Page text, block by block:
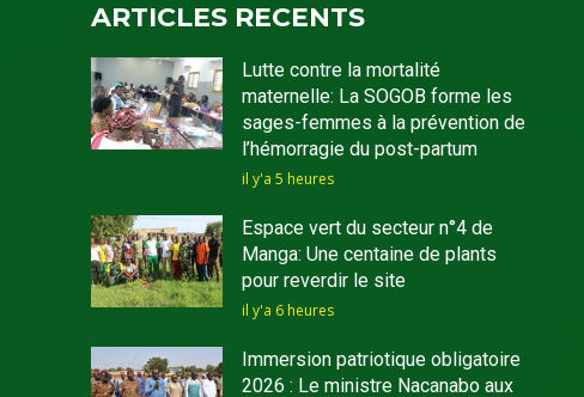
ARTICLES RECENTS
Lutte contre la mortalité
maternelle: La SOGOB forme les
sages-femmes à la prévention de
l’hémorragie du post-partum
il y'a 5 heures
Espace vert du secteur n°4 de
Manga: Une centaine de plants
pour reverdir le site
il y'a 6 heures
Immersion patriotique obligatoire
2026 : Le ministre Nacanabo aux